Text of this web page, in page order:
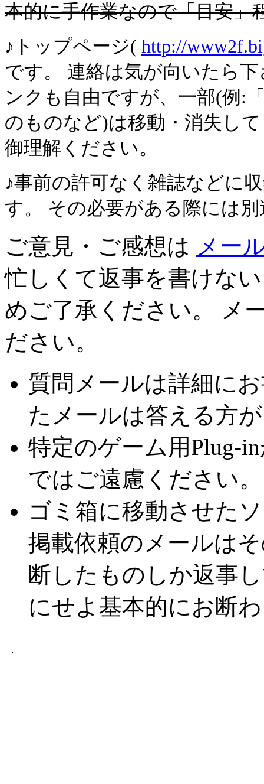
本的に手作業なので「目安」
♪トップページ( http://
です。 連絡は気が向いたら
ンクも自由ですが、一部(例:
のものなど)は移動・消失し
御理解ください。
♪事前の許可なく雑誌などに
す。 その必要がある際には
ご意見・ご感想は メー
忙しくて返事を書けな
めご了承ください。 メ
ださい。
質問メールは詳細に
たメールは答える方
特定のゲーム用Plug-
ではご遠慮ください。
ゴミ箱に移動させた
掲載依頼のメールは
断したものしか返事
にせよ基本的にお断